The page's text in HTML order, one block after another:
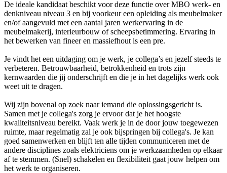
De ideale kandidaat beschikt voor deze functie over MBO werk- en
denkniveau niveau 3 en bij voorkeur een opleiding als meubelmaker
en/of aangevuld met een aantal jaren werkervaring in de
meubelmakerij, interieurbouw of scheepsbetimmering. Ervaring in
het bewerken van fineer en massiefhout is een pre.
Je vindt het een uitdaging om je werk, je collega’s en jezelf steeds te
verbeteren. Betrouwbaarheid, betrokkenheid en trots zijn
kernwaarden die jij onderschrijft en die je in het dagelijks werk ook
weet uit te dragen.
Wij zijn bovenal op zoek naar iemand die oplossingsgericht is.
Samen met je collega's zorg je ervoor dat je het hoogste
kwaliteitsniveau bereikt. Vaak werk je in de door jouw toegewezen
ruimte, maar regelmatig zal je ook bijspringen bij collega's. Je kan
goed samenwerken en blijft ten alle tijden communiceren met de
andere disciplines zoals elektriciens om je werkzaamheden op elkaar
af te stemmen. (Snel) schakelen en flexibiliteit gaat jouw helpen om
het werk te organiseren.